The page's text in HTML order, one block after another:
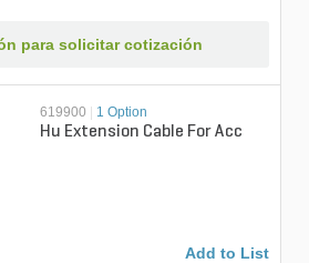
para solicitar cotización
619900 | 1 Option
Hu Extension Cable For Acc
Add to List